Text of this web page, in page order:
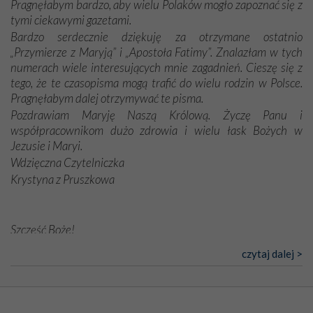
Pragnęłabym bardzo, aby wielu Polaków mogło zapoznać się z
tymi ciekawymi gazetami.
Bardzo serdecznie dziękuję za otrzymane ostatnio
„Przymierze z Maryją” i „Apostoła Fatimy”. Znalazłam w tych
numerach wiele interesujących mnie zagadnień. Cieszę się z
tego, że te czasopisma mogą trafić do wielu rodzin w Polsce.
Pragnęłabym dalej otrzymywać te pisma.
Pozdrawiam Maryję Naszą Królową. Życzę Panu i
współpracownikom dużo zdrowia i wielu łask Bożych w
Jezusie i Maryi.
Wdzięczna Czytelniczka
Krystyna z Pruszkowa
Szczęść Boże!
Bardzo dziękuję za przysyłanie mi „Przymierza z Maryją”. Jest
to pismo, które bardzo sobie cenię i szanuję. Redagujecie
czytaj dalej >